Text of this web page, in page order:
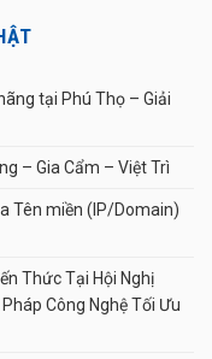
tại Phú Thọ – Giải
– Gia Cẩm – Việt Trì
Tên miền (IP/Domain)
Thức Tại Hội Nghị
Công Nghệ Tối Ưu